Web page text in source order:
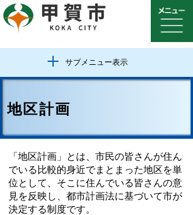
サブメニュー表示
地区計画
「地区計画」とは、市民の皆さんが住ん
でいる比較的身近でまとまった地区を単
位として、そこに住んでいる皆さんの意
見を反映し、都市計画法に基づいて市が
決定する制度です。